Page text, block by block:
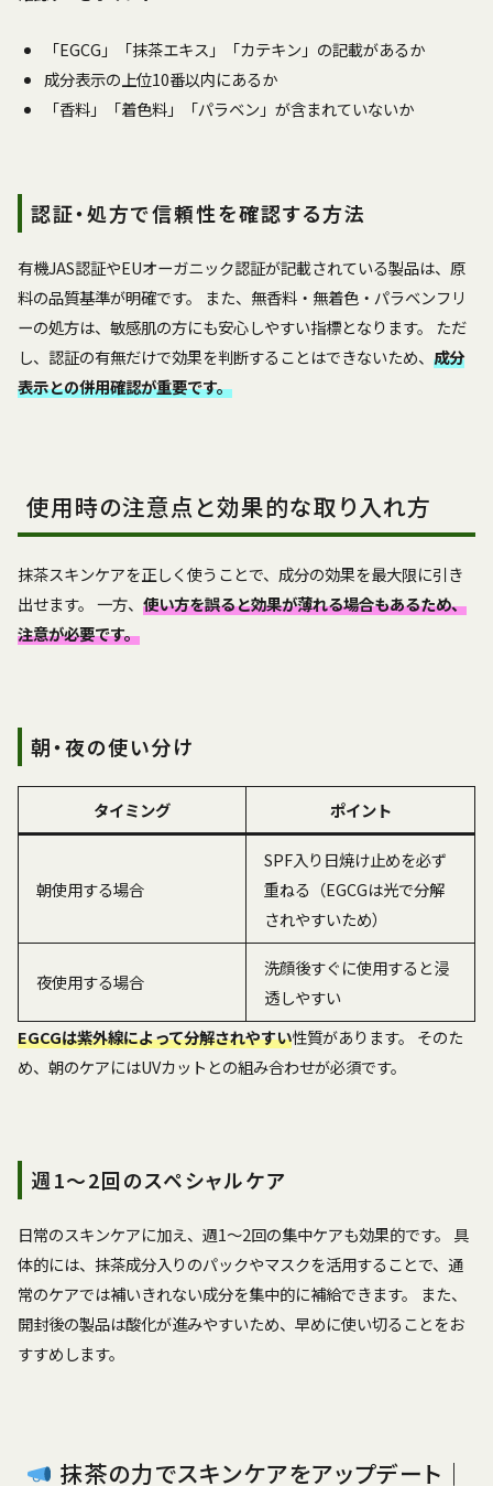
「EGCG」「抹茶エキス」「カテキン」の記載があるか
成分表示の上位10番以内にあるか
「香料」「着色料」「パラベン」が含まれていないか
認証・処方で信頼性を確認する方法
有機JAS認証やEUオーガニック認証が記載されている製品は、原
料の品質基準が明確です。 また、無香料・無着色・パラベンフリ
ーの処方は、敏感肌の方にも安心しやすい指標となります。 ただ
し、認証の有無だけで効果を判断することはできないため、 成分
表示との併用確認が重要です。
使用時の注意点と効果的な取り入れ方
抹茶スキンケアを正しく使うことで、成分の効果を最大限に引き
出せます。 一方、 使い方を誤ると効果が薄れる場合もあるため、
注意が必要です。
朝・夜の使い分け
タイミング ポイント
朝使用する場合
SPF入り日焼け止めを必ず
重ねる（EGCGは光で分解
されやすいため）
夜使用する場合
洗顔後すぐに使用すると浸
透しやすい
EGCGは紫外線によって分解されやすい性質があります。 そのた
め、朝のケアにはUVカットとの組み合わせが必須です。
週1〜2回のスペシャルケア
日常のスキンケアに加え、週1〜2回の集中ケアも効果的です。 具
体的には、抹茶成分入りのパックやマスクを活用することで、通
常のケアでは補いきれない成分を集中的に補給できます。 また、
開封後の製品は酸化が進みやすいため、早めに使い切ることをお
すすめします。
抹茶の力でスキンケアをアップデート｜